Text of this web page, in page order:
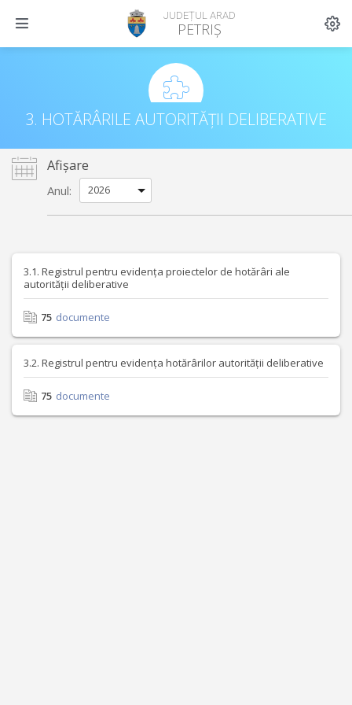
JUDEȚUL ARAD
PETRIȘ
3. HOTĂRÂRILE AUTORITĂȚII DELIBERATIVE
Afișare
Anul:
3.1. Registrul pentru evidența proiectelor de hotărâri ale
autorității deliberative
75 documente
3.2. Registrul pentru evidența hotărârilor autorității deliberative
75 documente